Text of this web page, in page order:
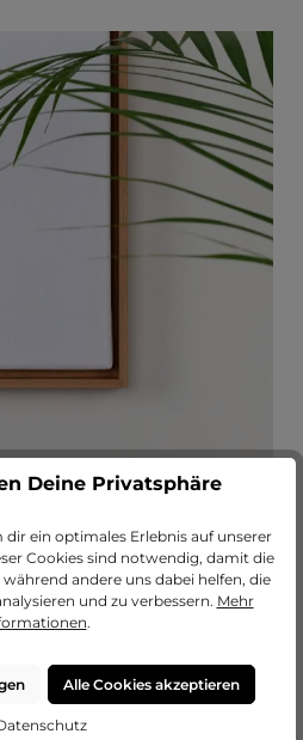
du die tatsächliche Größe deines
ein.
kannst du zwischen0,5 und 1
Schattenfugenrahmens setzt sich
Schattenfuge zusammen.
benötigt weder Glas noch
Deine Privatsphäre
ein optimales Erlebnis auf unserer
Cookies sind notwendig, damit die
andere uns dabei helfen, die
und zu verbessern. Mehr
.
Alle Cookies akzeptieren